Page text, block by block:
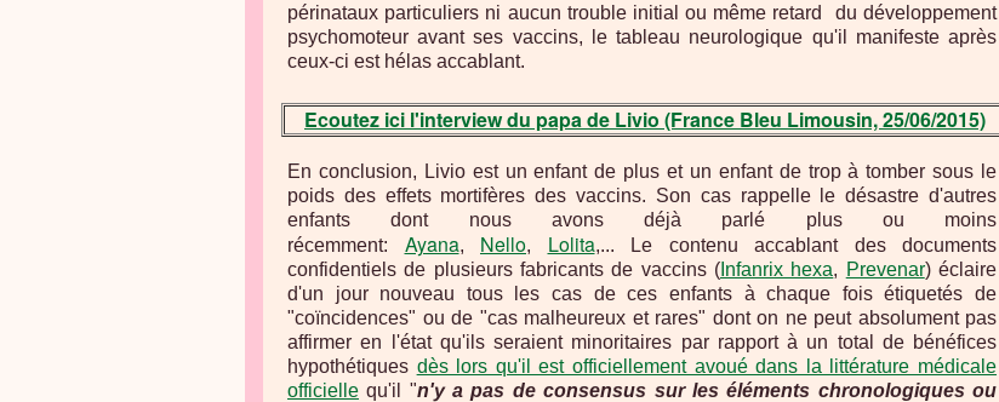
périnataux particuliers ni aucun trouble initial ou même retard du développement
psychomoteur avant ses vaccins, le tableau neurologique qu'il manifeste après
ceux-ci est hélas accablant.
Ecoutez ici l'interview du papa de Livio (France Bleu Limousin, 25/06/2015)
En conclusion, Livio est un enfant de plus et un enfant de trop à tomber sous le
poids deseffets mortifères des vaccins. Son cas rappelle le désastre d'autres
enfants dont nous avons déjà parlé plus ou moins
récemment: Ayana, Nello, Lolita,... Le contenu accablant des documents
confidentiels de plusieurs fabricants de vaccins ( Infanrix hexa, Prevenar) éclaire
d'un jour nouveau tous les cas de ces enfants à chaque fois étiquetés de
"coïncidences" ou de "cas malheureux et rares" dont on ne peut absolument pas
affirmer en l'état qu'ils seraient minoritaires par rapport à un total de bénéfices
hypothétiques dès lors qu'il est officiellement avoué dans la littérature médicale
officielle qu'il "n'y a pas de consensus sur les éléments chronologiques ou